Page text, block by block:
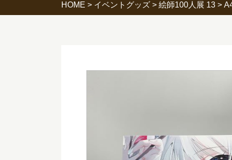
HOME > イベントグッズ > 絵師100人展 13 >